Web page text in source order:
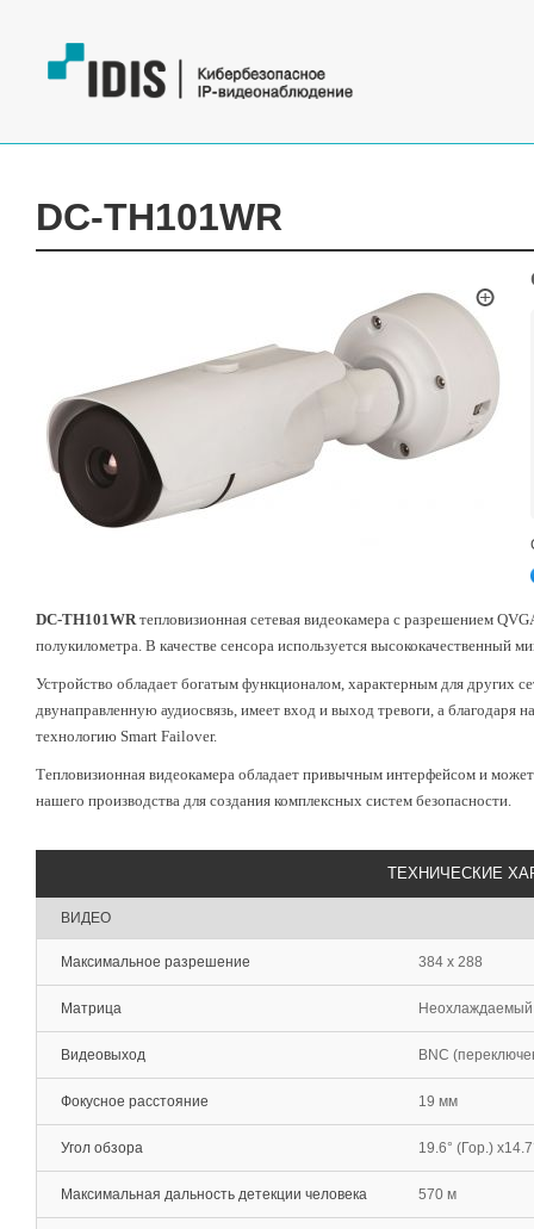
DC-TH101WR
DC-TH101WRтепловизионная сетевая видеокамера с разрешением
полукилометра. В качестве сенсора используется высококачественный
Устройство обладает богатым функционалом, характерным для других
двунаправленную аудиосвязь, имеет вход и выход тревоги, а благодаря
технологию Smart Failover.
Тепловизионная видеокамера обладает привычным интерфейсом и
нашего производства для создания комплексных систем безопасности.
ТЕХНИЧЕСКИЕ
ВИДЕО
Максимальное разрешение 384 x 288
Матрица
Видеовыход BNC
Фокусное расстояние 19 мм
Угол обзора 19.6° (Гор.)
Максимальная дальность детекции человека 570 м